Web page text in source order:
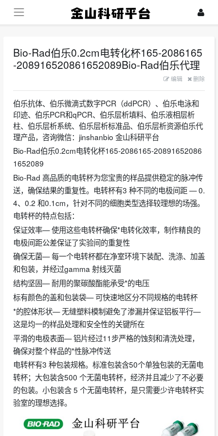
Bio-Rad伯乐0.2cm电转化杯165-2086165
-208916520861652089Bio-Rad伯乐代理
编辑 删除
伯乐抗体、伯乐微滴式数字PCR（ddPCR）、伯乐电泳和
印迹、伯乐PCR和qPCR、伯乐层析填料、伯乐液相层析
柱、伯乐层析系统、伯乐层析标准品、伯乐层析资源伯乐代
理产品，咨询微信：jinshanbio 金山科研平台
Bio-Rad伯乐0.2cm电转化杯165-2086165-20891652086
1652089
Bio-Rad 高品质的电转杯为您宝贵的样品提供稳定的脉冲传
送，确保结果的重复性。电转杯有3 种不同的电极间距 — 0.
4、0.2 和0.1cm，针对不同的细胞类型选择较理想的场强。
电转杯的特点包括：
保证效率— 使用这些电转杯确保*电转化效率，制作精良的
电极间距公差保证了实验间的重复性
确保无菌— 每一个电转杯都在净室环境下装配、洗涤、加盖
和包装，并经过gamma 射线灭菌
结构坚固— 耐用的聚碳酸酯能承受*的电压
标有颜色的盖和包装袋— 可快速地区分不同规格的电转杯
*的腔体形状— 无缝塑料模制避免了渗漏并保证铝板平行—
这是均一的样品处理和安全性的关键所在
平滑的电极表面— 铝片经过11步严格的蚀刻和清洗处理，
确保对整个样品的*性脉冲传送
电转杯有3 种包装规格。标准包装含50个单独包装的无菌电
转杯；大包装含500 个无菌电转杯，经济并且减少了不必要
的包装。小包装含 5 个无菌电转杯，是只需要少许电转杯实
验室的理想选择。